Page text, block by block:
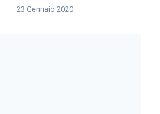
23 Gennaio 2020